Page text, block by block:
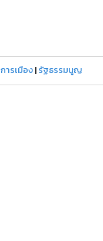
การเมือง|รัฐธรรมนูญ